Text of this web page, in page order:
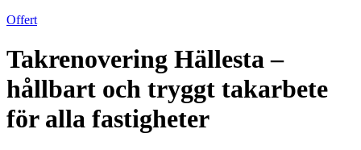
Offert
Takrenovering Hällesta –
hållbart och tryggt takarbete
för alla fastigheter